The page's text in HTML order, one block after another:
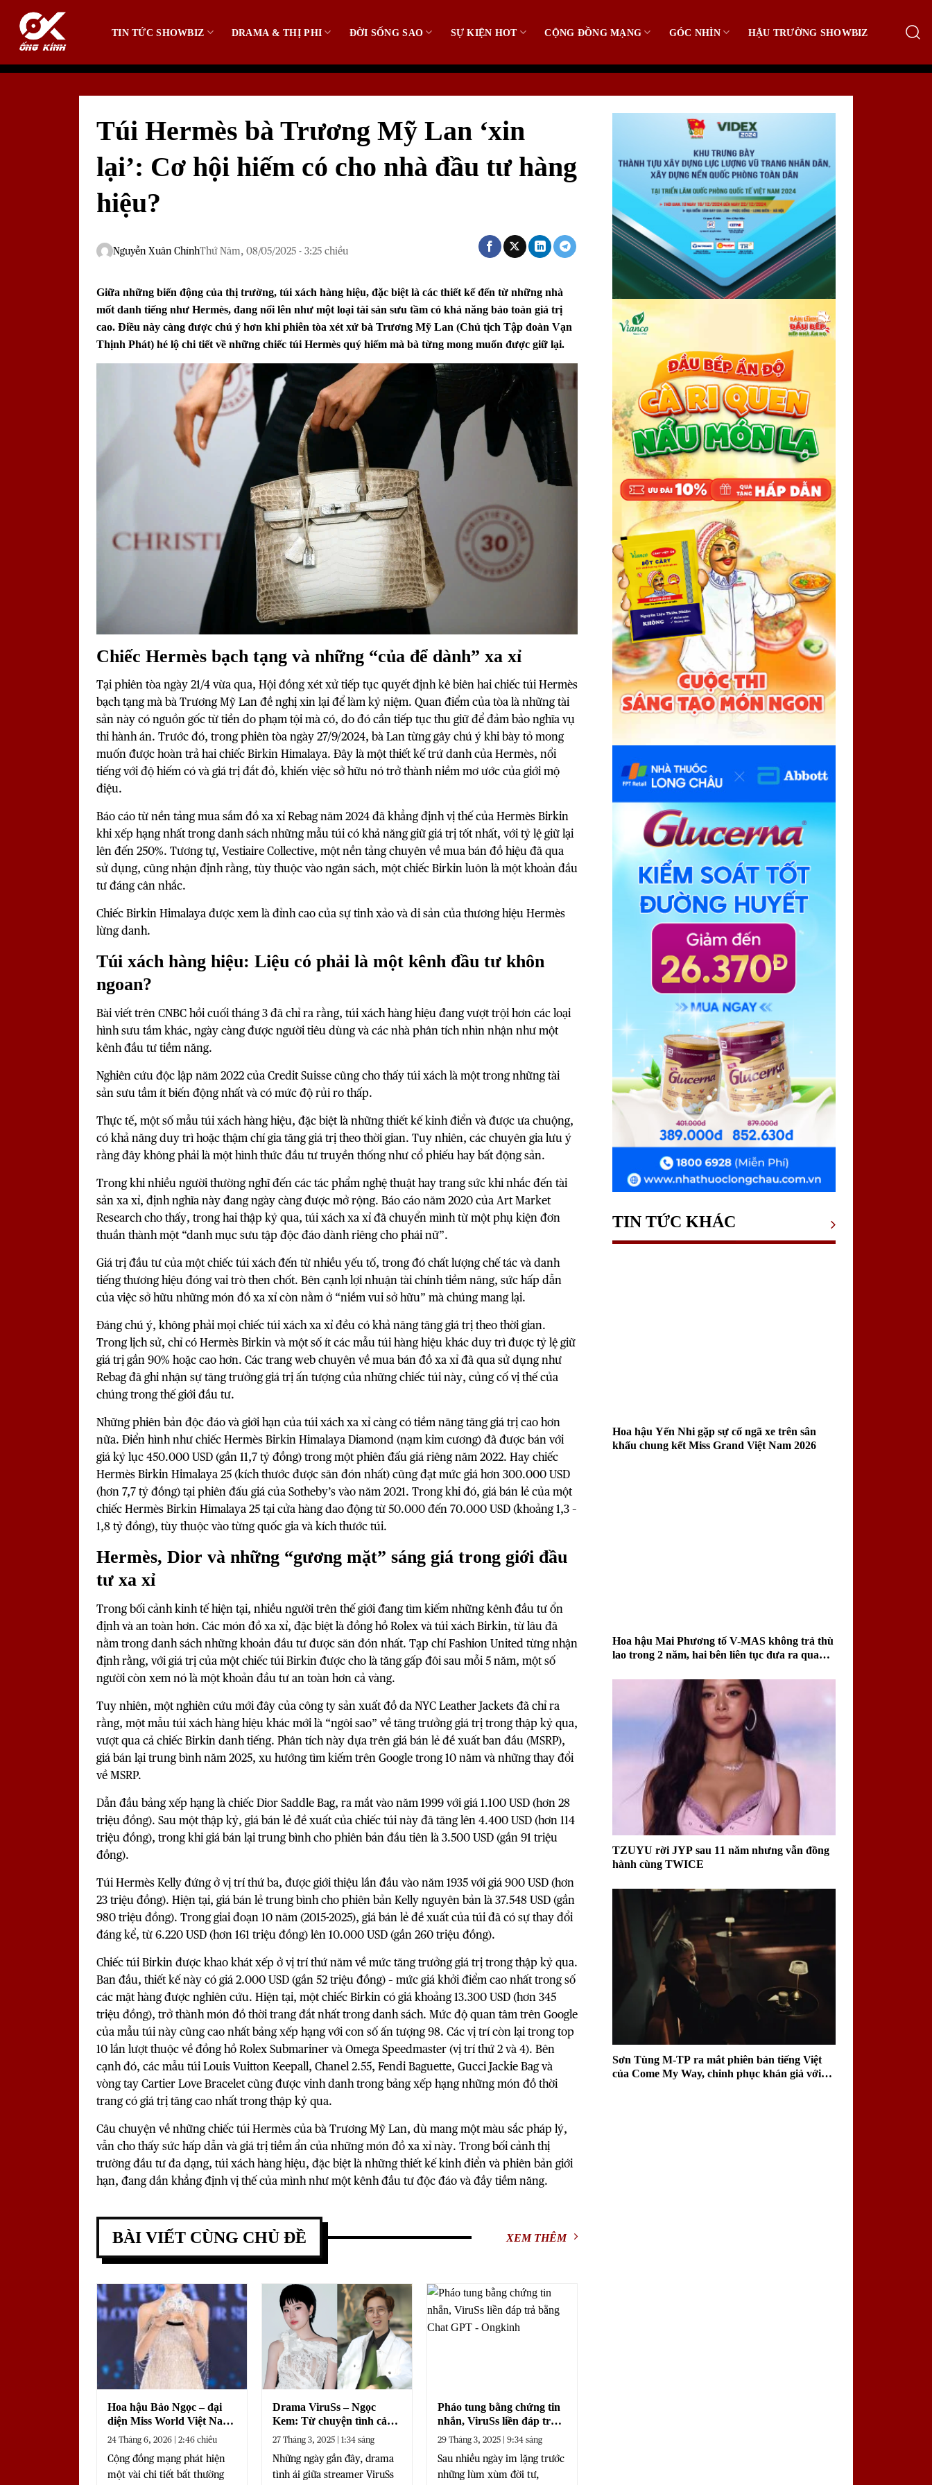
TIN TỨC SHOWBIZ DRAMA & THỊ PHI ĐỜI SỐNG SAO SỰ KIỆN HOT CỘNG ĐỒNG MẠNG GÓC NHÌN HẬU TRƯỜNG SHOWBIZ
Túi Hermès bà Trương Mỹ Lan ‘xin
lại’: Cơ hội hiếm có cho nhà đầu tư hàng
hiệu?
Nguyễn Xuân ChínhThứ Năm, 08/05/2025 - 3:25 chiều
Giữa những biến động của thị trường, túi xách hàng hiệu, đặc biệt là các thiết kế đến từ những nhà
mốt danh tiếng như Hermès, đang nổi lên như một loại tài sản sưu tầm có khả năng bảo toàn giá trị
cao. Điều này càng được chú ý hơn khi phiên tòa xét xử bà Trương Mỹ Lan (Chủ tịch Tập đoàn Vạn
Thịnh Phát) hé lộ chi tiết về những chiếc túi Hermès quý hiếm mà bà từng mong muốn được giữ lại.
Chiếc Hermès bạch tạng và những “của để dành” xa xỉ
Tại phiên tòa ngày 21/4 vừa qua, Hội đồng xét xử tiếp tục quyết định kê biên hai chiếc túiHermès
bạch tạng mà bà Trương Mỹ Lan đề nghị xin lại để làm kỷ niệm. Quan điểm của tòa là những tài
sản này có nguồn gốc từ tiền do phạm tội mà có, do đó cần tiếp tục thu giữ để đảm bảo nghĩa vụ
thi hành án. Trước đó, trong phiên tòa ngày 27/9/2024, bà Lan từng gây chú ý khi bày tỏ mong
muốn được hoàn trả hai chiếc Birkin Himalaya. Đây là một thiết kế trứ danh của Hermès, nổi
tiếng với độ hiếm có và giá trị đắt đỏ, khiến việc sở hữu nó trở thành niềm mơ ước của giới mộ
điệu.
Báo cáo từ nền tảng mua sắm đồ xa xỉ Rebag năm 2024 đã khẳng định vị thế của Hermès Birkin
khi xếp hạng nhất trong danh sách những mẫu túi có khả năng giữ giá trị tốt nhất, với tỷ lệ giữ lại
lên đến 250%. Tương tự, Vestiaire Collective, một nền tảng chuyên về mua bán đồ hiệu đã qua
sử dụng, cũng nhận định rằng, tùy thuộc vào ngân sách, một chiếc Birkin luôn là một khoản đầu
tư đáng cân nhắc.
Chiếc Birkin Himalaya được xem là đỉnh cao của sự tinh xảo và di sản của thương hiệu Hermès
lừng danh.
Túi xách hàng hiệu: Liệu có phải là một kênh đầu tư khôn
ngoan?
Bài viết trên CNBC hồi cuối tháng 3 đã chỉ ra rằng, túi xách hàng hiệu đang vượt trội hơn các loại
hình sưu tầm khác, ngày càng được người tiêu dùng và các nhà phân tích nhìn nhận như một
kênh đầu tư tiềm năng.
Nghiên cứu độc lập năm 2022 của Credit Suisse cũng cho thấy túi xách là một trong những tài
sản sưu tầm ít biến động nhất và có mức độ rủi ro thấp.
Thực tế, một số mẫu túi xách hàng hiệu, đặc biệt là những thiết kế kinh điển và được ưa chuộng,
có khả năng duy trì hoặc thậm chí gia tăng giá trị theo thời gian. Tuy nhiên, các chuyên gia lưu ý
rằng đây không phải là một hình thức đầu tư truyền thống như cổ phiếu hay bất động sản.
Trong khi nhiều người thường nghĩ đến các tác phẩm nghệ thuật hay trang sức khi nhắc đến tài
sản xa xỉ, định nghĩa này đang ngày càng được mở rộng. Báo cáo năm 2020 của Art Market
Research cho thấy, trong hai thập kỷ qua, túi xách xa xỉ đã chuyển mình từ một phụ kiện đơn
thuần thành một “danh mục sưu tập độc đáo dành riêng cho phái nữ”.
Giá trị đầu tư của một chiếc túi xách đến từ nhiều yếu tố, trong đó chất lượng chế tác và danh
tiếng thương hiệu đóng vai trò then chốt. Bên cạnh lợi nhuận tài chính tiềm năng, sức hấp dẫn
của việc sở hữu những món đồ xa xỉ còn nằm ở “niềm vui sở hữu” mà chúng mang lại.
Đáng chú ý, không phải mọi chiếc túi xách xa xỉ đều có khả năng tăng giá trị theo thời gian.
Trong lịch sử, chỉ có Hermès Birkin và một số ít các mẫu túi hàng hiệu khác duy trì được tỷ lệ giữ
giá trị gần 90% hoặc cao hơn. Các trang web chuyên về mua bán đồ xa xỉ đã qua sử dụng như
Rebag đã ghi nhận sự tăng trưởng giá trị ấn tượng của những chiếc túi này, củng cố vị thế của
chúng trong thế giới đầu tư.
Những phiên bản độc đáo và giới hạn của túi xách xa xỉ càng có tiềm năng tăng giá trị cao hơn
nữa. Điển hình như chiếc Hermès Birkin Himalaya Diamond (nạm kim cương) đã được bán với
giá kỷ lục 450.000 USD (gần 11,7 tỷ đồng) trong một phiên đấu giá riêng năm 2022. Hay chiếc
Hermès Birkin Himalaya 25 (kích thước được săn đón nhất) cũng đạt mức giá hơn 300.000 USD
(hơn 7,7 tỷ đồng) tại phiên đấu giá của Sotheby’s vào năm 2021. Trong khi đó, giá bán lẻ của một
chiếc Hermès Birkin Himalaya 25 tại cửa hàng dao động từ 50.000 đến 70.000 USD (khoảng 1,3 –
1,8 tỷ đồng), tùy thuộc vào từng quốc gia và kích thước túi.
Hermès, Dior và những “gương mặt” sáng giá trong giới đầu
tư xa xỉ
Trong bối cảnh kinh tế hiện tại, nhiều người trên thế giới đang tìm kiếm những kênh đầu tư ổn
định và an toàn hơn. Các món đồ xa xỉ, đặc biệt là đồng hồ Rolex và túi xách Birkin, từ lâu đã
nằm trong danh sách những khoản đầu tư được săn đón nhất. Tạp chí Fashion United từng nhận
định rằng, với giá trị của một chiếc túi Birkin được cho là tăng gấp đôi sau mỗi 5 năm, một số
người còn xem nó là một khoản đầu tư an toàn hơn cả vàng.
Tuy nhiên, một nghiên cứu mới đây của công ty sản xuất đồ da NYC Leather Jackets đã chỉ ra
rằng, một mẫu túi xách hàng hiệu khác mới là “ngôi sao” về tăng trưởng giá trị trong thập kỷ qua,
vượt qua cả chiếc Birkin danh tiếng. Phân tích này dựa trên giá bán lẻ đề xuất ban đầu (MSRP),
giá bán lại trung bình năm 2025, xu hướng tìm kiếm trên Google trong 10 năm và những thay đổi
về MSRP.
Dẫn đầu bảng xếp hạng là chiếc Dior Saddle Bag, ra mắt vào năm 1999 với giá 1.100 USD (hơn 28
triệu đồng). Sau một thập kỷ, giá bán lẻ đề xuất của chiếc túi này đã tăng lên 4.400 USD (hơn 114
triệu đồng), trong khi giá bán lại trung bình cho phiên bản đầu tiên là 3.500 USD (gần 91 triệu
đồng).
Túi Hermès Kelly đứng ở vị trí thứ ba, được giới thiệu lần đầu vào năm 1935 với giá 900 USD (hơn
23 triệu đồng). Hiện tại, giá bán lẻ trung bình cho phiên bản Kelly nguyên bản là 37.548 USD (gần
980 triệu đồng). Trong giai đoạn 10 năm (2015-2025), giá bán lẻ đề xuất của túi đã có sự thay đổi
đáng kể, từ 6.220 USD (hơn 161 triệu đồng) lên 10.000 USD (gần 260 triệu đồng).
Chiếc túi Birkin được khao khát xếp ở vị trí thứ năm về mức tăng trưởng giá trị trong thập kỷ qua.
Ban đầu, thiết kế này có giá 2.000 USD (gần 52 triệu đồng) – mức giá khởi điểm cao nhất trong số
các mặt hàng được nghiên cứu. Hiện tại, một chiếc Birkin có giá khoảng 13.300 USD (hơn 345
triệu đồng), trở thành món đồ thời trang đắt nhất trong danh sách. Mức độ quan tâm trên Google
của mẫu túi này cũng cao nhất bảng xếp hạng với con số ấn tượng 98. Các vị trí còn lại trong top
10 lần lượt thuộc về đồng hồ Rolex Submariner và Omega Speedmaster (vị trí thứ 2 và 4). Bên
cạnh đó, các mẫu túi Louis Vuitton Keepall, Chanel 2.55, Fendi Baguette, Gucci Jackie Bag và
vòng tay Cartier Love Bracelet cũng được vinh danh trong bảng xếp hạng những món đồ thời
trang có giá trị tăng cao nhất trong thập kỷ qua.
Câu chuyện về những chiếc túi Hermès của bàTrương Mỹ Lan, dù mang một màu sắc pháp lý,
vẫn cho thấy sức hấp dẫn và giá trị tiềm ẩn của những món đồ xa xỉ này. Trong bối cảnh thị
trường đầu tư đa dạng, túi xách hàng hiệu, đặc biệt là những thiết kế kinh điển và phiên bản giới
hạn, đang dần khẳng định vị thế của mình như một kênh đầu tư độc đáo và đầy tiềm năng.
BÀI VIẾT CÙNG CHỦ ĐỀ XEM THÊM
Hoa hậu Bảo Ngọc – đại
diện Miss World Việt Nam
2026 chính thức xin lỗi vì
mời nhập học
24 Tháng 6, 2026 | 2:46 chiều
Cộng đồng mạng phát hiện
một vài chi tiết bất thường
Drama ViruSs – Ngọc
Kem: Từ chuyện tình cảm
đến cuộc chiến truyền
27 Tháng 3, 2025 | 1:34 sáng
Những ngày gần đây, drama
tình ái giữa streamer ViruSs
Pháo tung bằng chứng tin
nhắn, ViruSs liền đáp trả
bằng Chat GPT
29 Tháng 3, 2025 | 9:34 sáng
Sau nhiều ngày im lặng trước
những lùm xùm đời tư,
TIN TỨC KHÁC
Hoa hậu Yến Nhi gặp sự cố ngã xe trên sân
khấu chung kết Miss Grand Việt Nam 2026
Hoa hậu Mai Phương tố V-MAS không trả thù
lao trong 2 năm, hai bên liên tục đưa ra quan
TZUYU rời JYP sau 11 năm nhưng vẫn đồng
hành cùng TWICE
Sơn Tùng M-TP ra mắt phiên bản tiếng Việt
của Come My Way, chinh phục khán giả với